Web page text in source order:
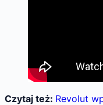
Czytaj też: Revolut